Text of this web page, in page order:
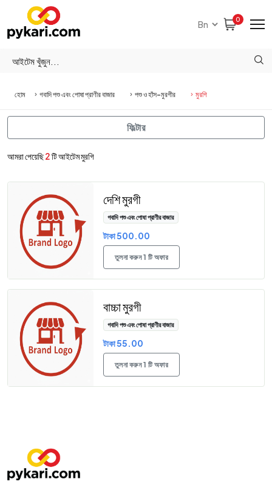
0
হোম গবাদি পশু এবং পোষা প্রাণীর বাজার পশু ও হাঁস-মুরগীর মুরগি
আমরা পেয়েছি2টি আইটেম মুরগি
দেশি মুরগী
গবাদি পশু এবং পোষা প্রাণীর বাজার
টাকা 500.00
তুলনা করুন 1 টি অফার
বাচ্চা মুরগী
গবাদি পশু এবং পোষা প্রাণীর বাজার
টাকা 55.00
তুলনা করুন 1 টি অফার
ফিল্টার